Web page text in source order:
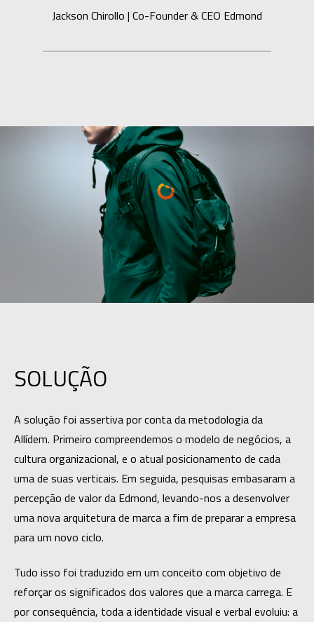
Jackson Chirollo | Co-Founder & CEO Edmond
SOLUÇÃO
A solução foi assertiva por conta da metodologia da
Allídem. Primeiro compreendemos o modelo de negócios, a
cultura organizacional, e o atual posicionamento de cada
uma de suas verticais. Em seguida, pesquisas embasaram a
percepção de valor da Edmond, levando-nos a desenvolver
uma nova arquitetura de marca a fim de preparar a empresa
para um novo ciclo.
Tudo isso foi traduzido em um conceito com objetivo de
reforçar os significados dos valores que a marca carrega. E
por consequência, toda a identidade visual e verbal evoluiu: a